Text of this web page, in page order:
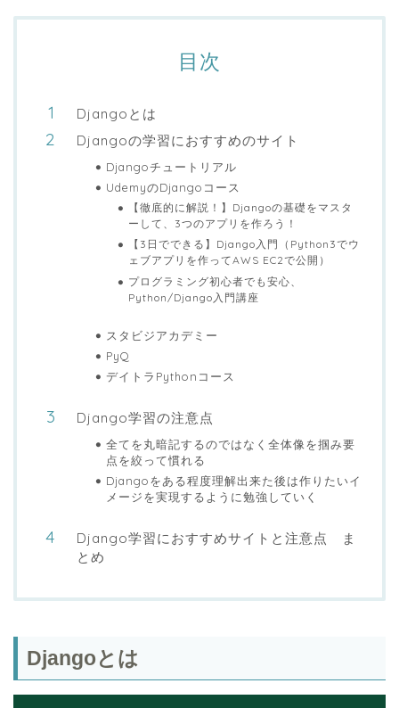
目次
Djangoとは
Djangoの学習におすすめのサイト
Djangoチュートリアル
UdemyのDjangoコース
【徹底的に解説！】Djangoの基礎をマスタ
ーして、3つのアプリを作ろう！
【3日でできる】Django入門（Python3でウ
ェブアプリを作ってAWS EC2で公開）
プログラミング初心者でも安心、
Python/Django入門講座
スタビジアカデミー
PyQ
デイトラPythonコース
Django学習の注意点
全てを丸暗記するのではなく全体像を掴み要
点を絞って慣れる
Djangoをある程度理解出来た後は作りたいイ
メージを実現するように勉強していく
Django学習におすすめサイトと注意点 ま
とめ
Djangoとは